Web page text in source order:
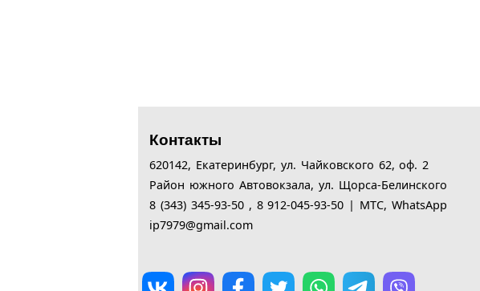
Контакты
620142, Екатеринбург,ул. Чайковского 62,оф. 2
Район южного Автовокзала, ул. Щорса-Белинского
8 (343) 345-93-50 , 8 912-045-93-50 | МТС, WhatsApp
ip7979@gmail.com